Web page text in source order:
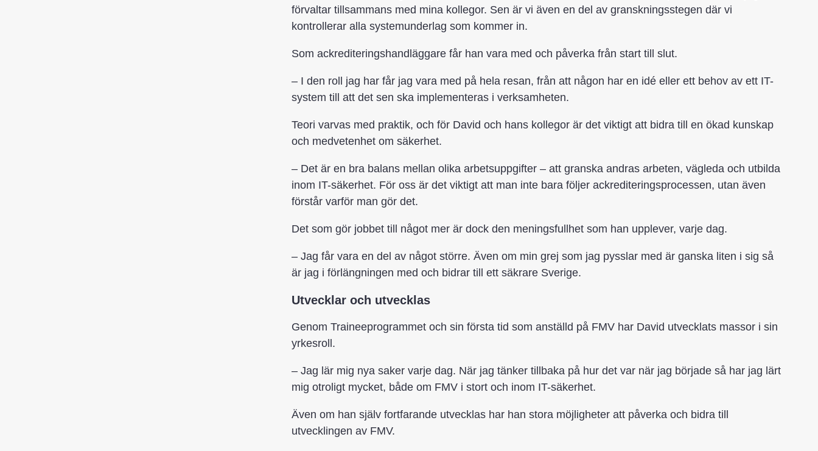
förvaltar tillsammans med mina kollegor. Sen är vi även en del av granskningsstegen där vi
kontrollerar alla systemunderlag som kommer in.
Som ackrediteringshandläggare får han vara med och påverka från start till slut.
– I den roll jag har får jag vara med på hela resan, från att någon har en idé eller ett behov av ett IT-
system till att det sen ska implementeras i verksamheten.
Teori varvas med praktik, och för David och hans kollegor är det viktigt att bidra till en ökad kunskap
och medvetenhet om säkerhet.
– Det är en bra balans mellan olika arbetsuppgifter – att granska andras arbeten, vägleda och utbilda
inom IT-säkerhet. För oss är det viktigt att man inte bara följer ackrediteringsprocessen, utan även
förstår varför man gör det.
Det som gör jobbet till något mer är dock den meningsfullhet som han upplever, varje dag.
– Jag får vara en del av något större. Även om min grej som jag pysslar med är ganska liten i sig så
är jag i förlängningen med och bidrar till ett säkrare Sverige.
Utvecklar och utvecklas
Genom Traineeprogrammet och sin första tid som anställd på FMV har David utvecklats massor i sin
yrkesroll.
– Jag lär mig nya saker varje dag. När jag tänker tillbaka på hur det var när jag började så har jag lärt
mig otroligt mycket, både om FMV i stort och inom IT-säkerhet.
Även om han själv fortfarande utvecklas har han stora möjligheter att påverka och bidra till
utvecklingen av FMV.